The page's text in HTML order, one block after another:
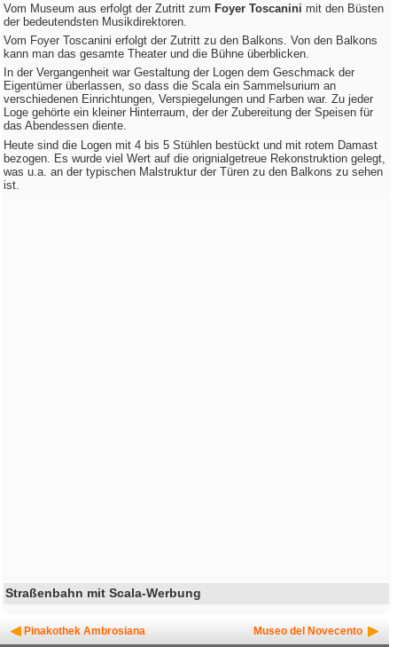
Vom Museum aus erfolgt der Zutritt zumFoyer Toscanini mit den Büsten
der bedeutendsten Musikdirektoren.
Vom Foyer Toscanini erfolgt der Zutritt zu den Balkons. Von den Balkons
kann man das gesamte Theater und die Bühne überblicken.
In der Vergangenheit war Gestaltung der Logen dem Geschmack der
Eigentümer überlassen, so dass die Scala ein Sammelsurium an
verschiedenen Einrichtungen, Verspiegelungen und Farben war. Zu jeder
Loge gehörte ein kleiner Hinterraum, der der Zubereitung der Speisen für
das Abendessen diente.
Heute sind die Logen mit 4 bis 5 Stühlen bestückt und mit rotem Damast
bezogen. Es wurde viel Wert auf die orignialgetreue Rekonstruktion gelegt,
was u.a. an der typischen Malstruktur der Türen zu den Balkons zu sehen
ist.
Straßenbahn mit Scala-Werbung
Pinakothek Ambrosiana Museo del Novecento